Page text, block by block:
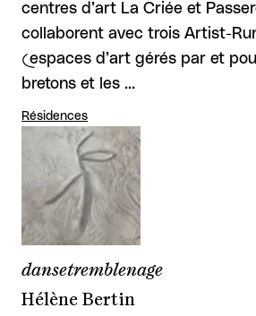
centres d’art La Criée et
collaborent avec trois Artist-
(espaces d’art gérés par et
bretons et les …
Résidences
dansetremblenage
Hélène Bertin